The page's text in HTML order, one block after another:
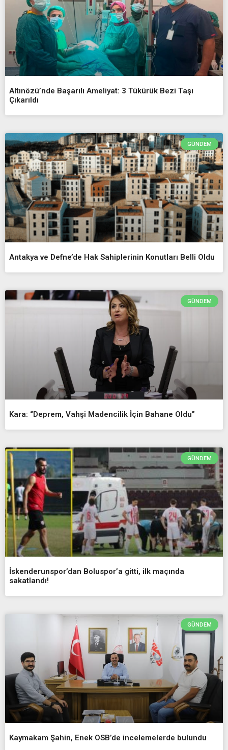
Altınözü’nde Başarılı Ameliyat: 3 Tükürük Bezi Taşı
Çıkarıldı
GÜNDEM
Antakya ve Defne’de Hak Sahiplerinin Konutları Belli Oldu
GÜNDEM
Kara: “Deprem, Vahşi Madencilik İçin Bahane Oldu”
GÜNDEM
İskenderunspor’dan Boluspor’a gitti, ilk maçında
sakatlandı!
GÜNDEM
Kaymakam Şahin, Enek OSB’de incelemelerde bulundu